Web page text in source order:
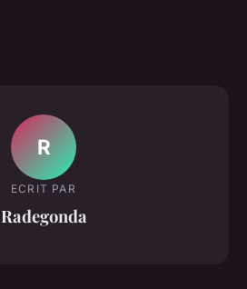
R
ECRIT PAR
Radegonda